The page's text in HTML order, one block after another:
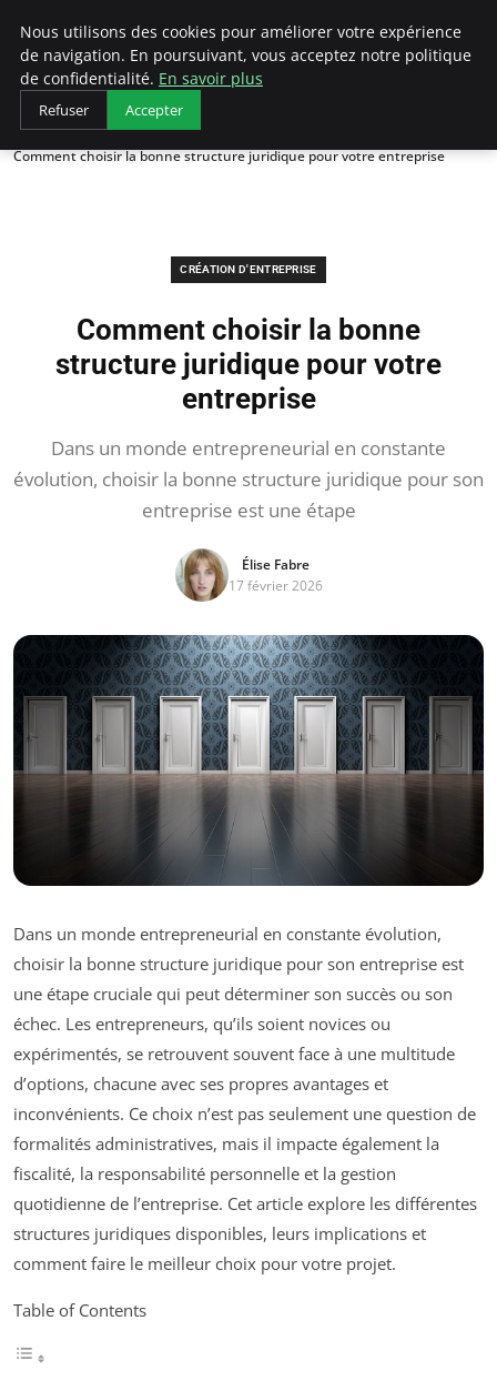
LECFCM
Accueil
Création d'entreprise
Comment choisir la bonne structure juridique pour votre entreprise
CRÉATION D'ENTREPRISE
Comment choisir la bonne
structure juridique pour votre
entreprise
Dans un monde entrepreneurial en constante
évolution, choisir la bonne structure juridique pour son
entreprise est une étape
Élise Fabre
17 février 2026
Dans un monde entrepreneurial en constante évolution,
choisir la bonne structure juridique pour son entreprise est
une étape cruciale qui peut déterminer son succès ou son
échec. Les entrepreneurs, qu’ils soient novices ou
expérimentés, se retrouvent souvent face à une multitude
d’options, chacune avec ses propres avantages et
inconvénients. Ce choix n’est pas seulement une question de
formalités administratives, mais il impacte également la
fiscalité, la responsabilité personnelle et la gestion
quotidienne de l’entreprise. Cet article explore les différentes
structures juridiques disponibles, leurs implications et
comment faire le meilleur choix pour votre projet.
Table of Contents
Nous utilisons des cookies pour améliorer votre expérience
de navigation. En poursuivant, vous acceptez notre politique
de confidentialité. En savoir plus
Refuser Accepter